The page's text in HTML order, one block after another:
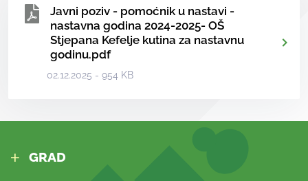
Javni poziv - pomoćnik u nastavi -
nastavna godina 2024-2025- OŠ
Stjepana Kefelje kutina za nastavnu
godinu.pdf
02.12.2025 - 954 KB
GRAD